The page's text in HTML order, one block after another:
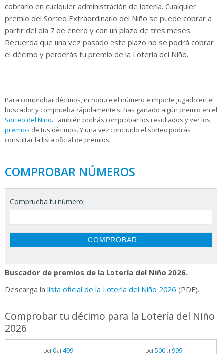
cobrarlo en cualquier administración de lotería. Cualquier
premio del Sorteo Extraordinario del Niño se puede cobrar a
partir del día 7 de enero y con un plazo de tres meses.
Recuerda que una vez pasado este plazo no se podrá cobrar
el décimo y perderás tu premio de la Lotería del Niño.
Para comprobar décimos, introduce el número e importe jugado en el
buscador y comprueba rápidamente si has ganado algún premio en el
Sorteo del Niño. También podrás comprobar los resultados y ver los
premios de tus décimos. Y una vez concluido el sorteo podrás
consultar la lista oficial de premios.
COMPROBAR NÚMEROS
Comprueba tu número:
Buscador de premios de la Lotería del Niño 2026.
Descarga la lista oficial de la Lotería del Niño 2026 (PDF).
Comprobar tu décimo para la Lotería del Niño
2026
Del 0al 499 Del 500al 999